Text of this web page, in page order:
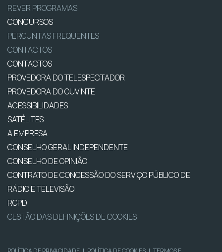
REVER PROGRAMAS
CONCURSOS
PERGUNTAS FREQUENTES
CONTACTOS
CONTACTOS
PROVEDORA DO TELESPECTADOR
PROVEDORA DO OUVINTE
ACESSIBILIDADES
SATÉLITES
A EMPRESA
CONSELHO GERAL INDEPENDENTE
CONSELHO DE OPINIÃO
CONTRATO DE CONCESSÃO DO SERVIÇO PÚBLICO DE
RÁDIO E TELEVISÃO
RGPD
GESTÃO DAS DEFINIÇÕES DE COOKIES